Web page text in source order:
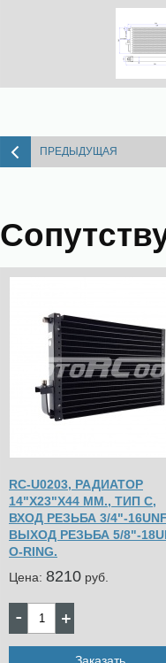
ПРЕДЫДУЩАЯ
RC-U0203, РАДИАТОР
14"Х23"Х44 ММ., ТИП С,
ВХОД РЕЗЬБА 3/4"-
ВЫХОД РЕЗЬБА 5/8"-
O-RING.
Цена: 8210 pуб.
Заказать